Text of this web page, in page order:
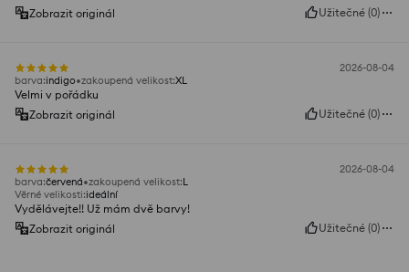
Zobrazit originál
Užitečné (0)
2026-08-04
barva:indigo zakoupená velikost:XL
Velmi v pořádku
Zobrazit originál
Užitečné (0)
2026-08-04
barva:červená zakoupená velikost:L
Věrné velikosti:ideální
Vydělávejte!! Už mám dvě barvy!
Zobrazit originál
Užitečné (0)